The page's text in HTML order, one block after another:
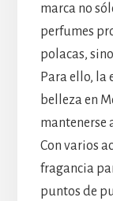
marca no
perfumes
polacas,
Para ello, la
belleza en
mantenerse
Con varios
fragancia
puntos de